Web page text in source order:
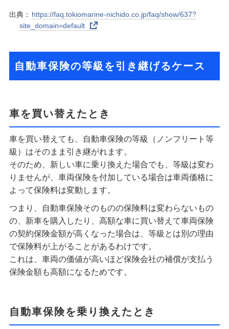
出典： https://faq.tokiomarine-nichido.co.jp/faq/show/637?
site_domain=default
自動車保険の等級を引き継げるケース
車を買い替えたとき
車を買い替えても、自動車保険の等級（ノンフリート等
級）はそのまま引き継がれます。
そのため、新しい車に乗り換えた場合でも、等級は変わ
りませんが、車両保険を付加している場合は車両価格に
よって保険料は変動します。
つまり、自動車保険そのものの保険料は変わらないもの
の、新車を購入したり、高額な車に買い替えて車両保険
の契約保険金額が高くなった場合は、等級とは別の理由
で保険料が上がることがあるわけです。
これは、車両の価値が高いほど保険会社の補償が支払う
保険金額も高額になるためです。
自動車保険を乗り換えたとき